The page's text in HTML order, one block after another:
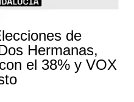
de
Hermanas,
el 38% y VOX